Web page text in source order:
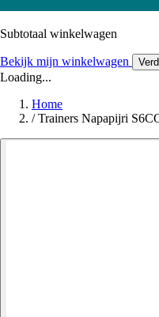
Subtotaal winkelwagen
Bekijk mijn winkelwagen
Loading...
Home
/ Trainers Napapijri